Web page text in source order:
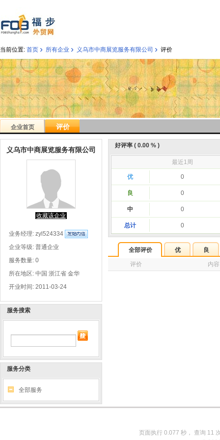
当前位置: 首页 › 所有企业 › 义乌市中商展览服务有限公司 › 评价
企业首页 评价
义乌市中商展览服务有限公司
收藏该企业
业务经理: zyl524334
企业等级: 普通企业
服务数量: 0
所在地区: 中国 浙江省 金华
开业时间: 2011-03-24
服务搜索
服务分类
全部服务
好评率 ( 0.00 % )
最近1周
优 0
良 0
中 0
总计 0
全部评价 优 良
评价 内容
页面执行 0.077 秒， 查询 11